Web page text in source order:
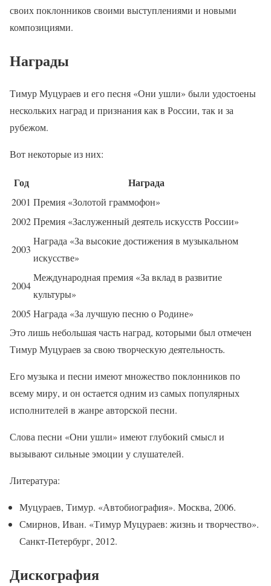
своих поклонников своими выступлениями и новыми
композициями.
Награды
Тимур Муцураев и его песня «Они ушли» были удостоены
нескольких наград и признания как в России, так и за
рубежом.
Вот некоторые из них:
Год Награда
2001 Премия «Золотой граммофон»
2002Премия «Заслуженный деятель искусств России»
2003
Награда «За высокие достижения в музыкальном
искусстве»
2004
Международная премия «За вклад в развитие
культуры»
2005 Награда «За лучшую песню о Родине»
Это лишь небольшая часть наград, которыми был отмечен
Тимур Муцураев за свою творческую деятельность.
Его музыка и песни имеют множество поклонников по
всему миру, и он остается одним из самых популярных
исполнителей в жанре авторской песни.
Слова песни «Они ушли» имеют глубокий смысл и
вызывают сильные эмоции у слушателей.
Литература:
Муцураев, Тимур. «Автобиография». Москва, 2006.
Смирнов, Иван. «Тимур Муцураев: жизнь и творчество».
Санкт-Петербург, 2012.
Дискография